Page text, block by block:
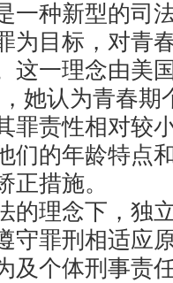
种新型的司
为目标，对青
这一理念由美
她认为青春期
罪责性相对较
们的年龄特点
正措施。
理念下，独
守罪刑相适应
及个体刑事责